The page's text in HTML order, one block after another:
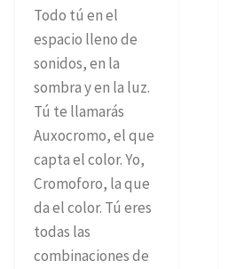
Todo tú en el
espacio lleno de
sonidos, en la
sombra y en la luz.
Tú te llamarás
Auxocromo, el que
capta el color. Yo,
Cromoforo, la que
da el color. Tú eres
todas las
combinaciones de